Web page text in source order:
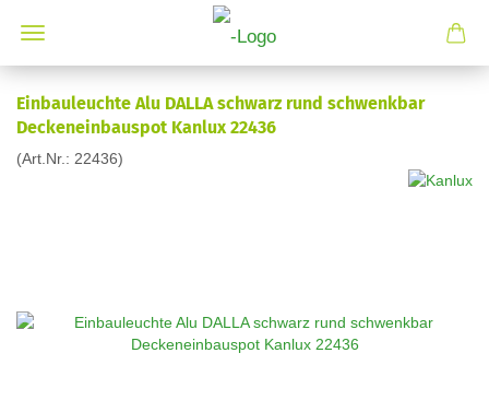
Einbauleuchte Alu DALLA schwarz rund schwenkbar
Deckeneinbauspot Kanlux 22436
(Art.Nr.: 22436)